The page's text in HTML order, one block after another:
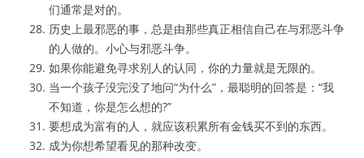
们通常是对的。
历史上最邪恶的事，总是由那些真正相信自己在与邪恶斗争
的人做的。小心与邪恶斗争。
如果你能避免寻求别人的认同，你的力量就是无限的。
当一个孩子没完没了地问“为什么”，最聪明的回答是：“我
不知道，你是怎么想的?”
要想成为富有的人，就应该积累所有金钱买不到的东西。
成为你想希望看见的那种改变。